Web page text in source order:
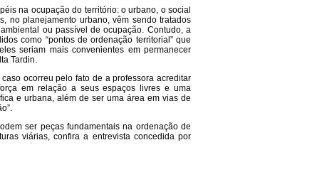
na ocupação do território: o urbano, o social
no planejamento urbano, vêm sendo tratados
ou passível de ocupação. Contudo, a
como “pontos de ordenação territorial” que
seriam mais convenientes em permanecer
Tardin.
ocorreu pelo fato de a professora acreditar
em relação a seus espaços livres e uma
e urbana, além de ser uma área em vias de
ser peças fundamentais na ordenação de
viárias, confira a entrevista concedida por